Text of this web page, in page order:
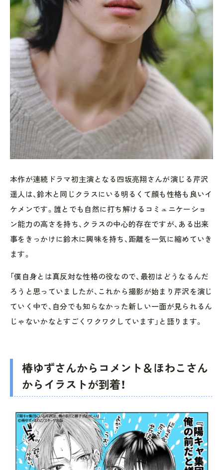
本作が連続ドラマ初主演となる四坂亮翔さんが演じる芹沢
遥人は、鈴木と同じクラスにいる明るくて顔も性格も良いイ
ケメンです。誰とでも自然に打ち解けるコミュニケーショ
ン能力の高さを持ち、クラスの中心的存在ですが、ある出来
事をきっかけに鈴木に興味を持ち、距離を一気に縮めていき
ます。
「僕自身とは真反対な性格の役なので、最初はどうなるんだ
ろうと思っていましたが、これから撮影が始まり芹沢を演じ
ていく中で、自分でも知らなかった新しい一面が見られるん
じゃないかなとすごくワクワクしています」と語ります。
椿ゆずさんからコメント＆ほわこさん
からイラストが到着！